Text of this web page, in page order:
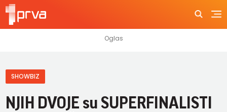
SHOWBIZ
NJIH DVOJE su SUPERFINALISTI